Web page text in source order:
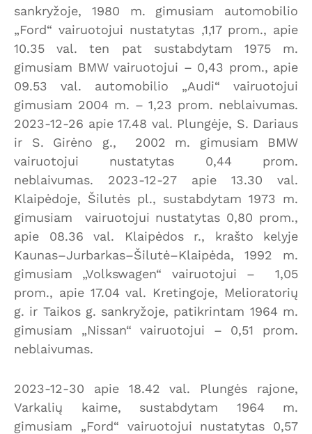
sankryžoje, 1980 m. gimusiam automobilio
„Ford“ vairuotojui nustatytas ,1,17 prom., apie
10.35 val. ten pat sustabdytam 1975 m.
gimusiam BMW vairuotojui – 0,43 prom., apie
09.53 val. automobilio „Audi“ vairuotojui
gimusiam 2004 m. – 1,23 prom. neblaivumas.
2023-12-26 apie 17.48 val. Plungėje, S. Dariaus
ir S. Girėno g., 2002 m. gimusiam BMW
vairuotojui nustatytas 0,44 prom.
neblaivumas. 2023-12-27 apie 13.30 val.
Klaipėdoje, Šilutės pl., sustabdytam 1973 m.
gimusiam vairuotojui nustatytas 0,80 prom.,
apie 08.36 val. Klaipėdos r., krašto kelyje
Kaunas–Jurbarkas–Šilutė–Klaipėda, 1992 m.
gimusiam „Volkswagen“ vairuotojui – 1,05
prom., apie 17.04 val. Kretingoje, Melioratorių
g. ir Taikos g. sankryžoje, patikrintam 1964 m.
gimusiam „Nissan“ vairuotojui – 0,51 prom.
neblaivumas.
2023-12-30 apie 18.42 val. Plungės rajone,
Varkalių kaime, sustabdytam 1964 m.
gimusiam „Ford“ vairuotojui nustatytas 0,57